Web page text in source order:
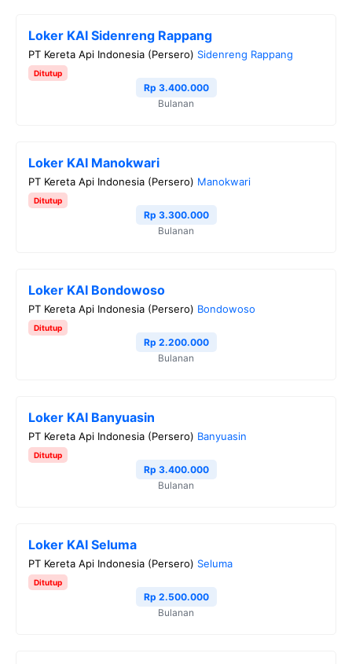
Loker KAI Sidenreng Rappang
PT Kereta Api Indonesia (Persero) Sidenreng Rappang
Ditutup
Rp 3.400.000
Bulanan
Loker KAI Manokwari
PT Kereta Api Indonesia (Persero) Manokwari
Ditutup
Rp 3.300.000
Bulanan
Loker KAI Bondowoso
PT Kereta Api Indonesia (Persero) Bondowoso
Ditutup
Rp 2.200.000
Bulanan
Loker KAI Banyuasin
PT Kereta Api Indonesia (Persero) Banyuasin
Ditutup
Rp 3.400.000
Bulanan
Loker KAI Seluma
PT Kereta Api Indonesia (Persero) Seluma
Ditutup
Rp 2.500.000
Bulanan